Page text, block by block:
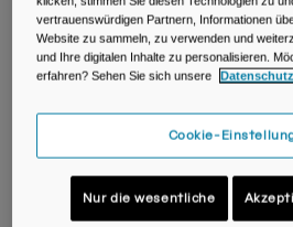
Alle kaufen
Mini M.U.L.E. ® 5L
mit Crux® 1,5L Reservoir
Artikelnr.38623-182-OS
vertrauenswürdigen Partnern, Informationen
Website zu sammeln, zu verwenden und
und Ihre digitalen Inhalte zu personalisieren.
erfahren? Sehen Sie sich unsere
Cookie-
Nur die wesentliche